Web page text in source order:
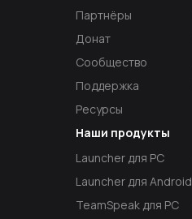
Партнёры
Донат
Сообщество
Поддержка
Ресурсы
Наши продукты
Launcher для PC
Launcher для Android
TeamSpeak для PC